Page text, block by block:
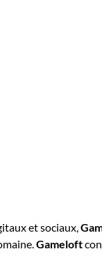
et sociaux,
Gameloft